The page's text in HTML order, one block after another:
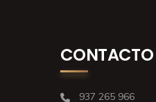
CONTACTO
937 265 966